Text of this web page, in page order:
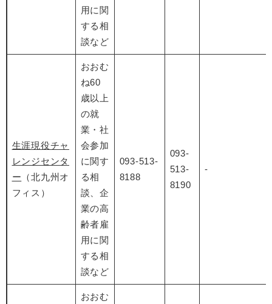
用に関
する相
談など
生涯現役チャ
レンジセンタ
ー （北九州オ
フィス）
おおむ
ね60
歳以上
の就
業・社
会参加
に関す
る相
談、企
業の高
齢者雇
用に関
する相
談など
093-513-
8188
093-
513-
8190
-
おおむ